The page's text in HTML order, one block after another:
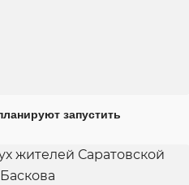
запустить